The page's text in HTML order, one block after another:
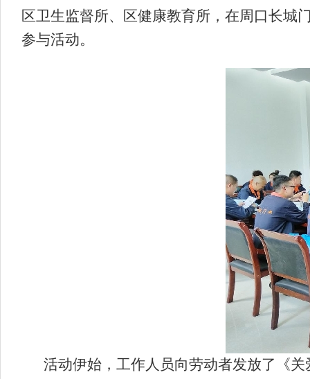
区卫生监督所、区健康教育所，在周口长城
参与活动。
活动伊始，工作人员向劳动者发放了《